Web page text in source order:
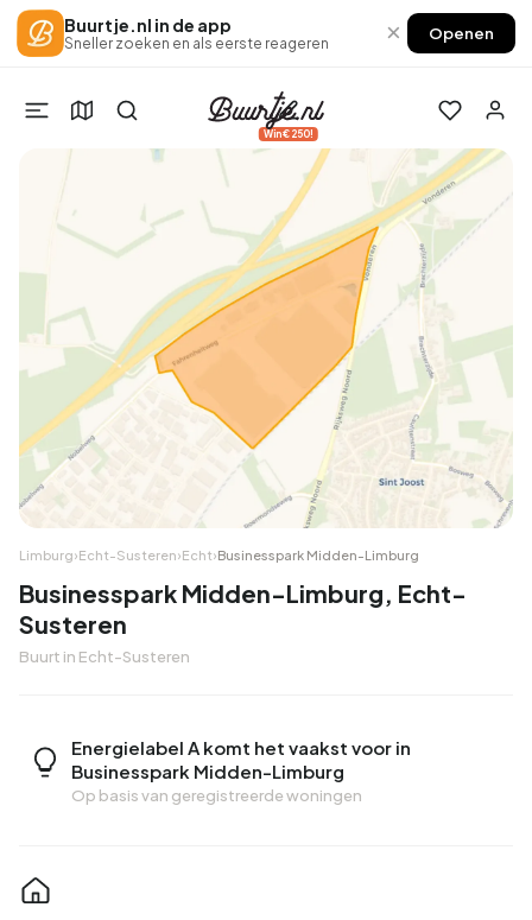
Buurtje.nl in de app
Sneller zoeken en als eerste reageren × Openen
Win €250!
Limburg›Echt-Susteren›Echt›Businesspark Midden-Limburg
Businesspark Midden-Limburg, Echt-
Susteren
Buurt in Echt-Susteren
Energielabel A komt het vaakst voor in
Businesspark Midden-Limburg
Op basis van geregistreerde woningen